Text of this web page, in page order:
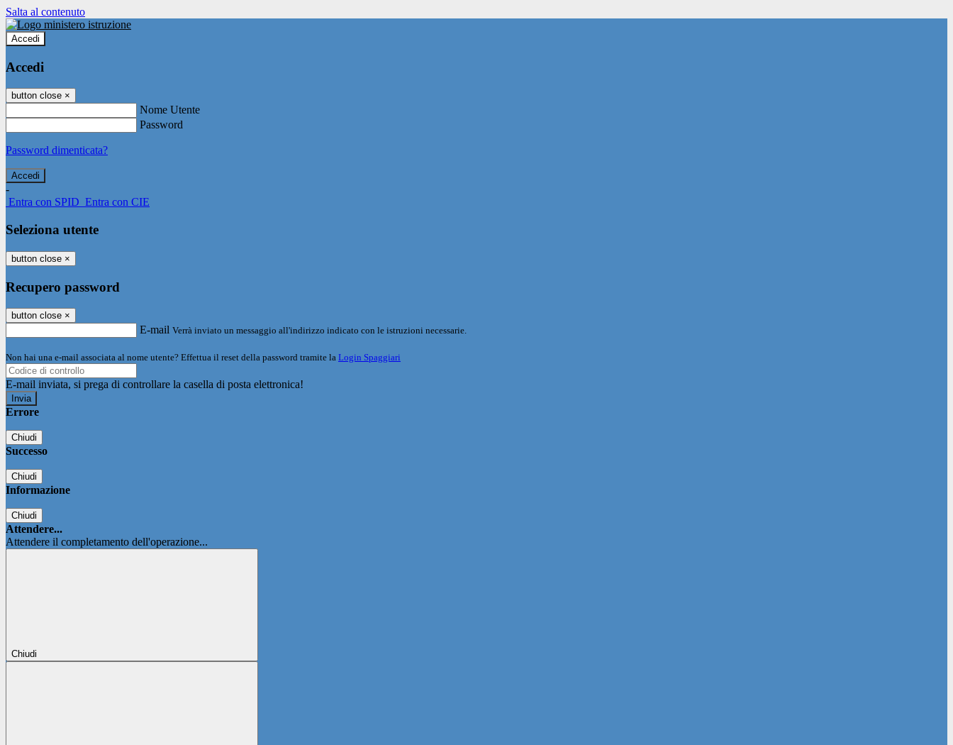
Salta al contenuto
Accedi
Accedi
button close ×
Nome Utente
Password
Password dimenticata?
-
Entra con SPID Entra con CIE
Seleziona utente
button close ×
Recupero password
button close ×
E-mail Verrà inviato un messaggio all'indirizzo indicato con le istruzioni necessarie.
Non hai una e-mail associata al nome utente? Effettua il reset della password tramite la Login Spaggiari
E-mail inviata, si prega di controllare la casella di posta elettronica!
Errore
Chiudi
Successo
Chiudi
Informazione
Chiudi
Attendere...
Attendere il completamento dell'operazione...
Chiudi